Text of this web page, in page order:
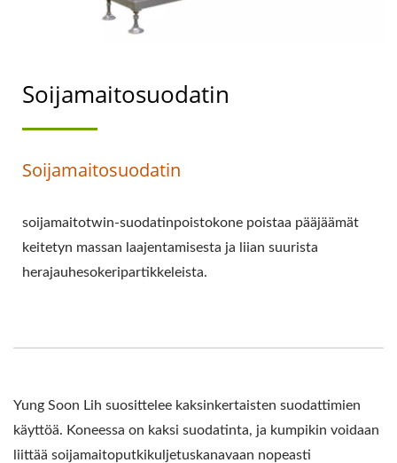
Soijamaitosuodatin
Soijamaitosuodatin
soijamaitotwin-suodatinpoistokone poistaa pääjäämät
keitetyn massan laajentamisesta ja liian suurista
herajauhesokeripartikkeleista.
Yung Soon Lih suosittelee kaksinkertaisten suodattimien
käyttöä. Koneessa on kaksi suodatinta, ja kumpikin voidaan
liittää soijamaitoputkikuljetuskanavaan nopeasti